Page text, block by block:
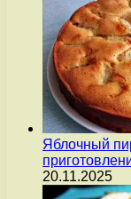
Яблочный
20.11.2025